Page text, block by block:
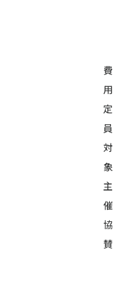
費
用
定
員
対
象
主
催
協
賛